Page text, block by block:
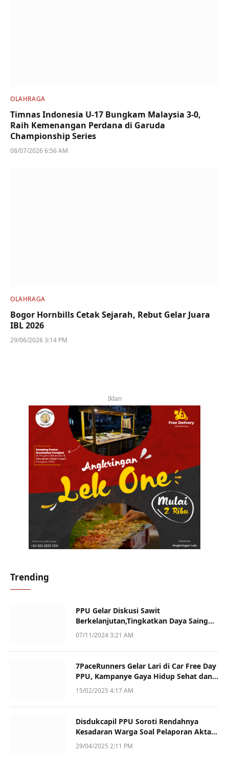
OLAHRAGA
Timnas Indonesia U-17 Bungkam Malaysia 3-0,
Raih Kemenangan Perdana di Garuda
Championship Series
08/07/2026 6:56 AM
OLAHRAGA
Bogor Hornbills Cetak Sejarah, Rebut Gelar Juara
IBL 2026
29/06/2026 3:14 PM
Iklan
Trending
PPU Gelar Diskusi Sawit
Berkelanjutan,Tingkatkan Daya Saing
dan Kualitas
07/11/2024 3:21 AM
7PaceRunners Gelar Lari di Car Free Day
PPU, Kampanye Gaya Hidup Sehat dan
Dukung UMKM
15/02/2025 4:17 AM
Disdukcapil PPU Soroti Rendahnya
Kesadaran Warga Soal Pelaporan Akta
Kematian
29/04/2025 2:11 PM